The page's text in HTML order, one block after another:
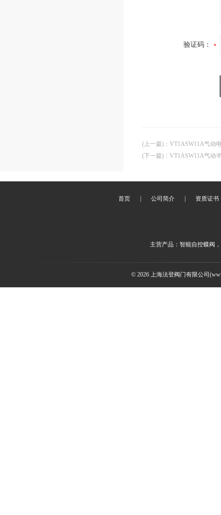
验证码：
(上一篇) ： VT1ASW11A气动
(下一篇) ： VT1ASW11A气动
首页 公司简介 资质证书
主营产品：智能自控蝶阀
© 2026 上海法登阀门有限公司